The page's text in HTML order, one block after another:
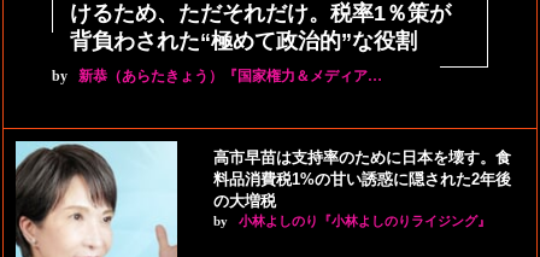
けるため、ただそれだけ。税率1％策が
背負わされた“極めて政治的”な役割
by 新恭（あらたきょう）『国家権力＆メディア…
高市早苗は支持率のために日本を壊す。食
料品消費税1%の甘い誘惑に隠された2年後
の大増税
by 小林よしのり『小林よしのりライジング』